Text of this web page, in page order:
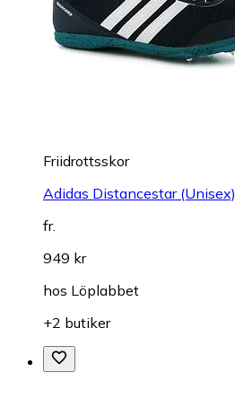
Friidrottsskor
Adidas Distancestar (Unisex)
fr.
949 kr
hos Löplabbet
+2 butiker